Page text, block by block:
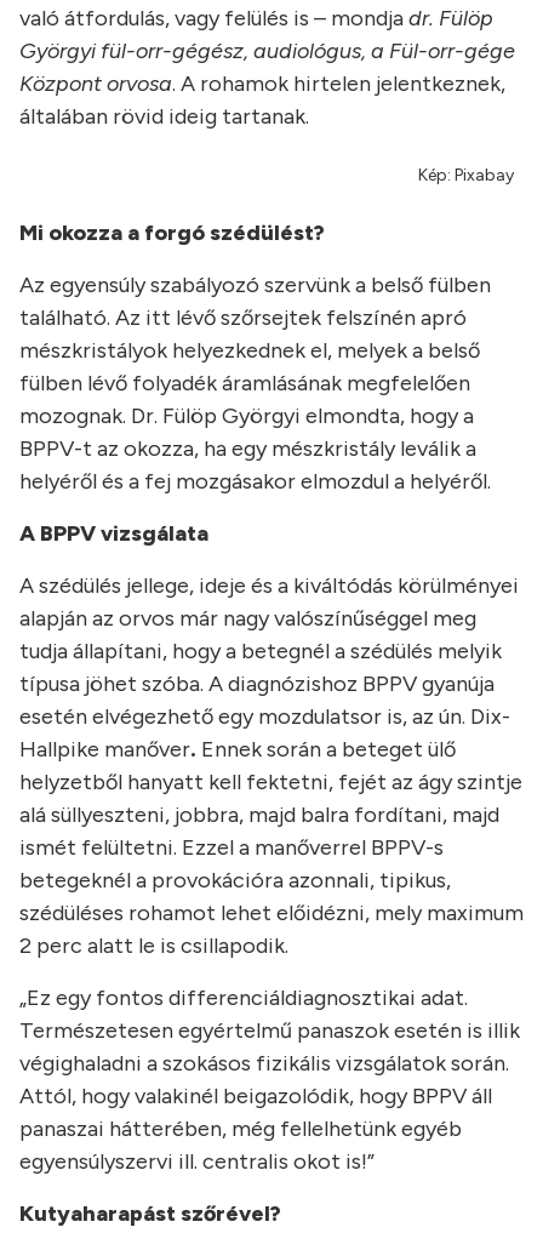
való átfordulás, vagy felülés is – mondjadr. Fülöp
Györgyi fül-orr-gégész, audiológus, a Fül-orr-gége
Központ orvosa. A rohamok hirtelen jelentkeznek,
általában rövid ideig tartanak.
Kép: Pixabay
Mi okozza a forgó szédülést?
Az egyensúly szabályozó szervünk a belső fülben
található. Az itt lévő szőrsejtek felszínén apró
mészkristályok helyezkednek el, melyek a belső
fülben lévő folyadék áramlásának megfelelően
mozognak. Dr. Fülöp Györgyi elmondta, hogy a
BPPV-t az okozza, ha egy mészkristály leválik a
helyéről és a fej mozgásakor elmozdul a helyéről.
A BPPV vizsgálata
A szédülés jellege, ideje és a kiváltódás körülményei
alapján az orvos már nagy valószínűséggel meg
tudja állapítani, hogy a betegnél a szédülés melyik
típusa jöhet szóba. A diagnózishoz BPPV gyanúja
esetén elvégezhető egy mozdulatsor is, az ún. Dix-
Hallpike manőver. Ennek során a beteget ülő
helyzetből hanyatt kell fektetni, fejét az ágy szintje
alá süllyeszteni, jobbra, majd balra fordítani, majd
ismét felültetni. Ezzel a manőverrel BPPV-s
betegeknél a provokációra azonnali, tipikus,
szédüléses rohamot lehet előidézni, mely maximum
2 perc alatt le is csillapodik.
„Ez egy fontos differenciáldiagnosztikai adat.
Természetesen egyértelmű panaszok esetén is illik
végighaladni a szokásos fizikális vizsgálatok során.
Attól, hogy valakinél beigazolódik, hogy BPPV áll
panaszai hátterében, még fellelhetünk egyéb
egyensúlyszervi ill. centralis okot is!”
Kutyaharapást szőrével?